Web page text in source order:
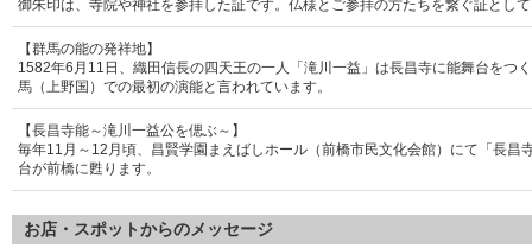
御朱印は、寺院や神社を参拝した証です。仏様とご参拝の方たちを繋ぐ証とし
【群馬の能の発祥地】
1582年6月11日、織田信長の四天王の一人「滝川一益」は長昌寺に能舞台をつ
馬（上野国）での最初の演能と言われています。
【長昌寺能～滝川一益公を偲ぶ～】
毎年11月～12月頃、昌賢学園まえばしホール（前橋市民文化会館）にて「長
台が前橋に甦ります。
お店・スポットからのメッセージ